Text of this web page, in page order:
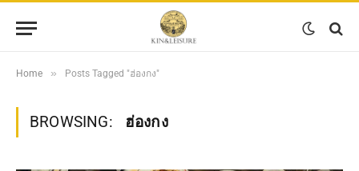
Home » Posts Tagged "ฮ่องกง"
BROWSING: ฮ่องกง